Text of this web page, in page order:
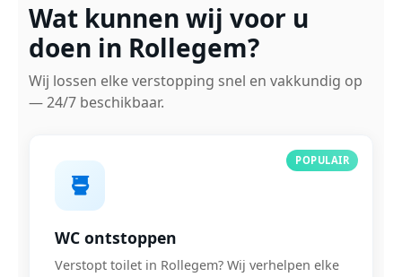
Wat kunnen wij voor u
doen in Rollegem?
Wij lossen elke verstopping snel en vakkundig op
— 24/7 beschikbaar.
POPULAIR
WC ontstoppen
Verstopt toilet in Rollegem? Wij verhelpen elke